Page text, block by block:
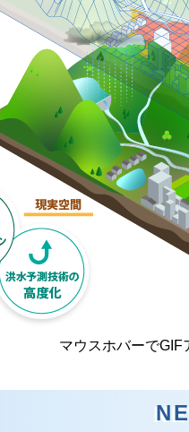
マウスホバーでGIF